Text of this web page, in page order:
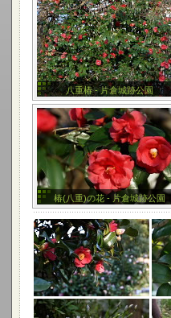
八重椿 - 片倉城跡公園
椿(八重)の花 - 片倉城跡公園